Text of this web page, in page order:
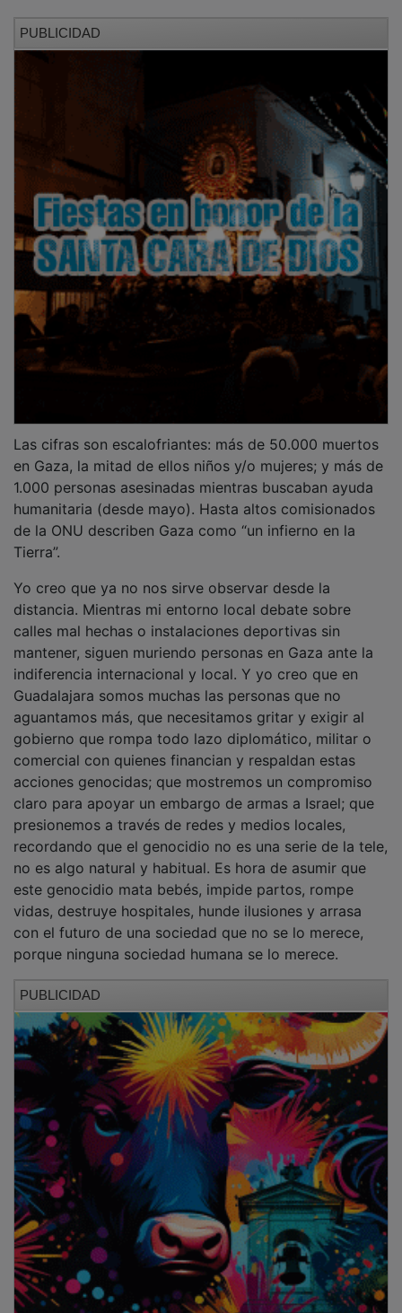
en Gaza, la mitad de ellos niños y/o mujeres; y más de
1.000 personas asesinadas mientras buscaban ayuda
humanitaria (desde mayo). Hasta altos comisionados
de la ONU describen Gaza como “un infierno en la
Tierra”.
distancia. Mientras mi entorno local debate sobre
calles mal hechas o instalaciones deportivas sin
mantener, siguen muriendo personas en Gaza ante la
indiferencia internacional y local. Y yo creo que en
Guadalajara somos muchas las personas que no
aguantamos más, que necesitamos gritar y exigir al
gobierno que rompa todo lazo diplomático, militar o
comercial con quienes financian y respaldan estas
acciones genocidas; que mostremos un compromiso
claro para apoyar un embargo de armas a Israel; que
presionemos a través de redes y medios locales,
recordando que el genocidio no es una serie de la tele,
no es algo natural y habitual. Es hora de asumir que
este genocidio mata bebés, impide partos, rompe
vidas, destruye hospitales, hunde ilusiones y arrasa
con el futuro de una sociedad que no se lo merece,
porque ninguna sociedad humana se lo merece.